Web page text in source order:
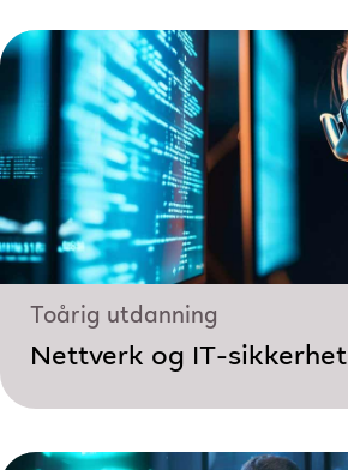
Toårig utdanning
Nettverk og IT-sikkerhet